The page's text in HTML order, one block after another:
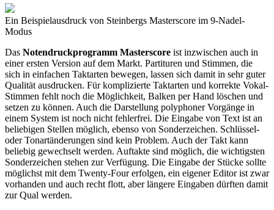
Ein Beispielausdruck von Steinbergs Masterscore im 9-Nadel-
Modus
Das Notendruckprogramm Masterscore ist inzwischen auch in
einer ersten Version auf dem Markt. Partituren und Stimmen, die
sich in einfachen Taktarten bewegen, lassen sich damit in sehr guter
Qualität ausdrucken. Für komplizierte Taktarten und korrekte Vokal-
Stimmen fehlt noch die Möglichkeit, Balken per Hand löschen und
setzen zu können. Auch die Darstellung polyphoner Vorgänge in
einem System ist noch nicht fehlerfrei. Die Eingabe von Text ist an
beliebigen Stellen möglich, ebenso von Sonderzeichen. Schlüssel-
oder Tonartänderungen sind kein Problem. Auch der Takt kann
beliebig gewechselt werden. Auftakte sind möglich, die wichtigsten
Sonderzeichen stehen zur Verfügung. Die Eingabe der Stücke sollte
möglichst mit dem Twenty-Four erfolgen, ein eigener Editor ist zwar
vorhanden und auch recht flott, aber längere Eingaben dürften damit
zur Qual werden.